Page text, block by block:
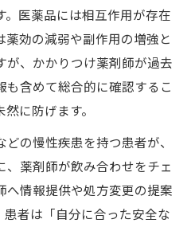
。医薬品には相互作用が存在
薬効の減弱や副作用の増強と
が、かかりつけ薬剤師が過去
も含めて総合的に確認するこ
に防げます。
の慢性疾患を持つ患者が、
、薬剤師が飲み合わせをチェ
へ情報提供や処方変更の提案
患者は「自分に合った安全な